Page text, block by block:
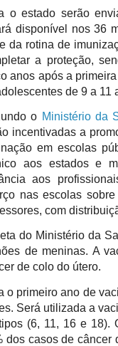
o estado serão
disponível nos 36
da rotina de
a proteção,
anos após a
de 9 a 11
o Ministério da
incentivadas a
em escolas
aos estados e
aos
nas escolas
com
do Ministério da
de meninas. A
de colo do útero.
o primeiro ano de
Será utilizada a
(6, 11, 16 e 18).
dos casos de câncer